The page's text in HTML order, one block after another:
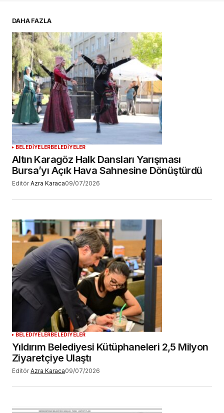
Daha sonraki yorumlarımda kullanılması için
adım, e-posta adresim ve site adresim bu
tarayıcıya kaydedilsin.
YORUM GÖNDER
DAHA FAZLA
BELEDİYELERBELEDİYELER
Altın Karagöz Halk Dansları Yarışması
Bursa’yı Açık Hava Sahnesine Dönüştürdü
Editör Azra Karaca09/07/2026
BELEDİYELERBELEDİYELER
Yıldırım Belediyesi Kütüphaneleri 2,5 Milyon
Ziyaretçiye Ulaştı
Editör Azra Karaca09/07/2026